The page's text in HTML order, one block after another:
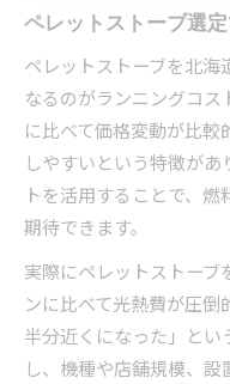
ペレットストーブ選
ペレットストーブを北海
なるのがランニングコ
に比べて価格変動が比
しやすいという特徴が
トを活用することで、
期待できます。
実際にペレットストーブ
ンに比べて光熱費が圧倒
半分近くになった」とい
し、機種や店舗規模、
お問